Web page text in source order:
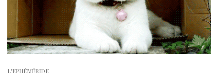
L'EPHÉMÉRIDE